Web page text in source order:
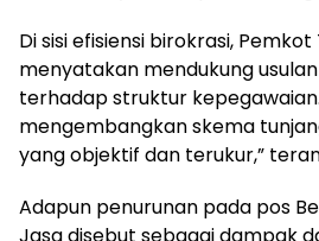
Di sisi efisiensi birokrasi,
menyatakan mendukung
terhadap struktur
mengembangkan skema
yang objektif dan terukur,”
Adapun penurunan pada pos
Jasa disebut sebagai dampak